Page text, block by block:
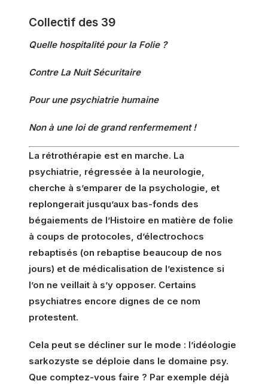
Collectif des 39
Quelle hospitalité pour la Folie ?
Contre La Nuit Sécuritaire
Pour une psychiatrie humaine
Non à une loi de grand renfermement !
La rétrothérapie est en marche. La
psychiatrie, régressée à la neurologie,
cherche à s’emparer de la psychologie, et
replongerait jusqu’aux bas-fonds des
bégaiements de l’Histoire en matière de folie
à coups de protocoles, d’électrochocs
rebaptisés (on rebaptise beaucoup de nos
jours) et de médicalisation de l’existence si
l’on ne veillait à s’y opposer. Certains
psychiatres encore dignes de ce nom
protestent.
Cela peut se décliner sur le mode : l’idéologie
sarkozyste se déploie dans le domaine psy.
Que comptez-vous faire ? Par exemple déjà